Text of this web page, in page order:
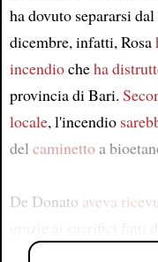
ha dovuto separarsi
dicembre, infatti, Rosa
incendiocheha
provincia di Bari.
locale, l'incendio
del caminettoa
De Donato aveva